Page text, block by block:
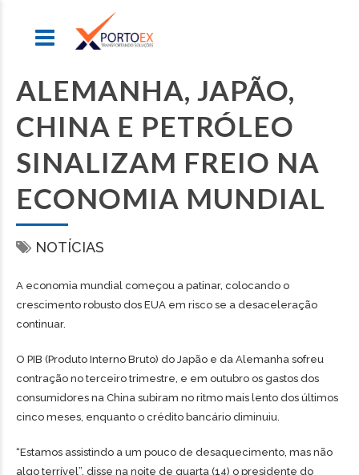
ALEMANHA, JAPÃO,
CHINA E PETRÓLEO
SINALIZAM FREIO NA
ECONOMIA MUNDIAL
NOTÍCIAS
A economia mundial começou a patinar, colocando o
crescimento robusto dos EUA em risco se a desaceleração
continuar.
O PIB (Produto Interno Bruto) do Japão e da Alemanha sofreu
contração no terceiro trimestre, e em outubro os gastos dos
consumidores na China subiram no ritmo mais lento dos últimos
cinco meses, enquanto o crédito bancário diminuiu.
“Estamos assistindo a um pouco de desaquecimento, mas não
algo terrível”, disse na noite de quarta (14) o presidente do